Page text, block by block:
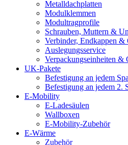
Metalldachplatten
Modulklemmen
Modultragprofile
Schrauben, Muttern &
Verbinder, Endkappen &
Auslegungsservice
Verpackungseinheiten &
UK-Pakete
Befestigung an jedem
Befestigung an jedem 2.
E-Mobility
E-Ladesäulen
Wallboxen
E-Mobility-Zubehör
E-Wärme
Zubehör